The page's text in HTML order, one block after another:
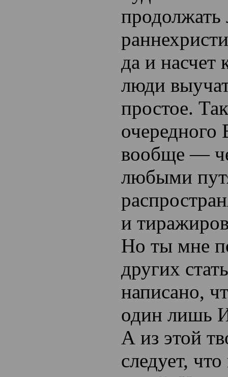
продолжать
да и насчет
люди
простое.
вообще —
любыми
и
Но ты мне
других
написано,
один лишь
А из этой
следует,